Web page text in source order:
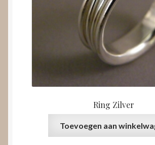
Ring Zilver
Toevoegen aan